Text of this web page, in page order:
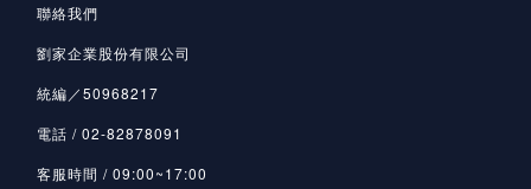
聯絡我們
劉家企業股份有限公司
統編／50968217
電話 / 02-82878091
客服時間 / 09:00~17:00